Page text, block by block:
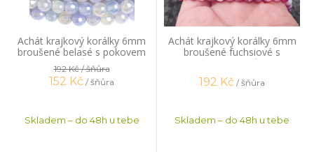
Achát krajkový korálky 6mm
broušené belasé s pokovem
šňůra
192 Kč/ šňůra
152 Kč / šňůra
Skladem – do 48h u tebe
Achát krajkový korálky 6mm
broušené fuchsiové s
pokovem šňůra
192 Kč / šňůra
Skladem – do 48h u tebe